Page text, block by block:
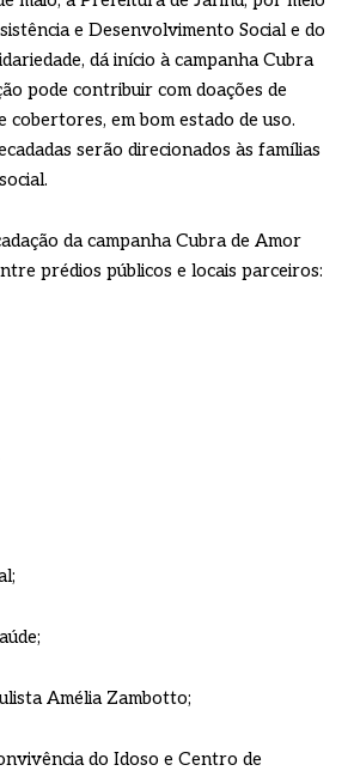
e Desenvolvimento Social e do
dá início à campanha Cubra
pode contribuir com doações de
cobertores, em bom estado de uso.
serão direcionados às famílias
da campanha Cubra de Amor
prédios públicos e locais parceiros:
Amélia Zambotto;
do Idoso e Centro de